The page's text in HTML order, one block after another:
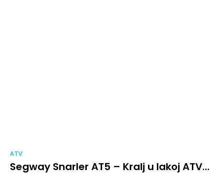
ATV
Segway Snarler AT5 – Kralj u lakoj ATV...